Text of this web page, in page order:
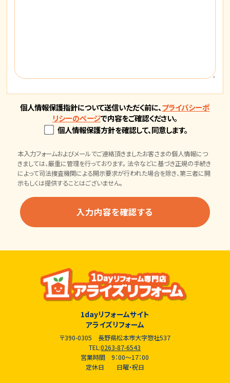
個人情報保護指針について送信いただく前に、プライバシーポ
リシーのページで内容をご確認ください。
個人情報保護方針を確認して、同意します。
本入力フォームおよびメールでご連絡頂きましたお客さまの個人情報につ
きましては、厳重に管理を行っております。 法令などに基づき正規の手続き
によって司法捜査機関による開示要求が行われた場合を除き、第三者に開
示もしくは提供することはございません。
1dayリフォームサイト
アライズリフォーム
〒390-0305 長野県松本市大字惣社537
TEL:0263-87-6543
営業時間 9：00～17：00
定休日 日曜・祝日